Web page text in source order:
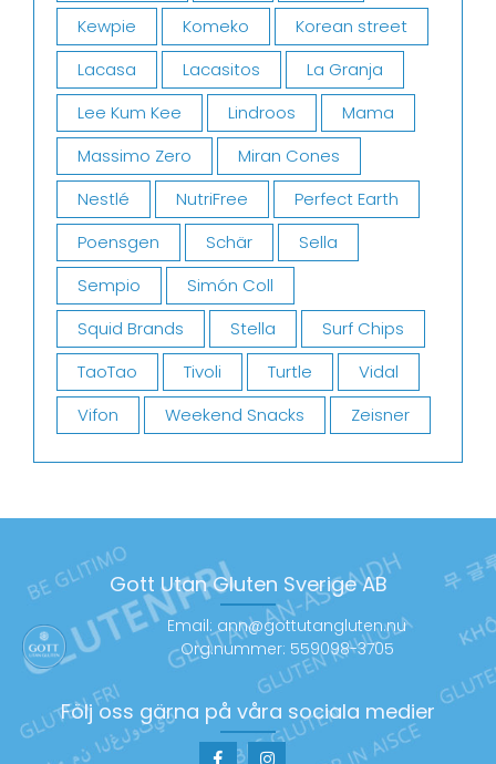
Kewpie
Komeko
Korean street
Lacasa
Lacasitos
La Granja
Lee Kum Kee
Lindroos
Mama
Massimo Zero
Miran Cones
Nestlé
NutriFree
Perfect Earth
Poensgen
Schär
Sella
Sempio
Simón Coll
Squid Brands
Stella
Surf Chips
TaoTao
Tivoli Turtle
Vidal
Vifon
Weekend Snacks Zeisner
Gott Utan Gluten Sverige AB
Email: ann@gottutangluten.nu
Org.nummer: 559098-3705
Följ oss gärna på våra sociala medier